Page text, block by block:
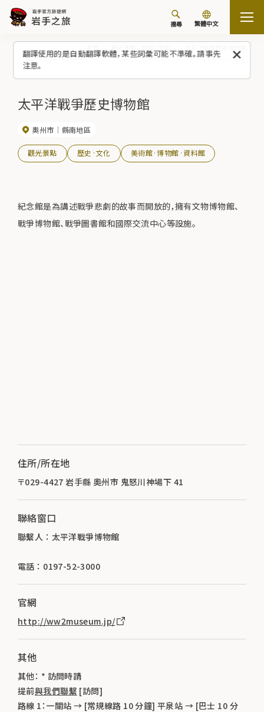
翻譯使用的是自動翻譯軟體，某些詞彙可能不準確。請事先
注意。
搜尋 繁體中文
太平洋戰爭歷史博物館
奧州市 縣南地區
觀光景點 歷史·文化 美術館·博物館·資料館
紀念館是為講述戰爭悲劇的故事而開放的，擁有文物博物館、
戰爭博物館、戰爭圖書館和國際交流中心等設施。
住所/所在地
〒029-4427 岩手縣 奧州市 鬼怒川神場下 41
聯絡窗口
聯繫人 ： 太平洋戰爭博物館
電話 ： 0197-52-3000
官網
http://ww2museum.jp/
其他
其他： * 訪問時請
提前與我們聯繫 [訪問]
路線 1：一關站 → [常規線路 10 分鐘] 平泉站 → [巴士 10 分